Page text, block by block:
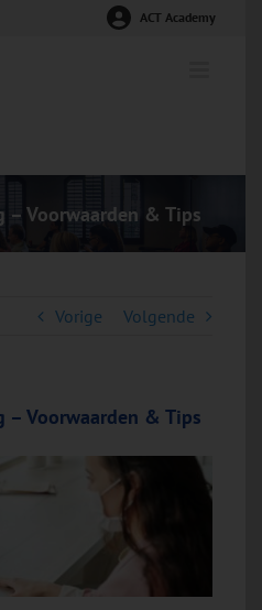
ACT Academy
– Voorwaarden & Tips
Vorige Volgende
– Voorwaarden & Tips